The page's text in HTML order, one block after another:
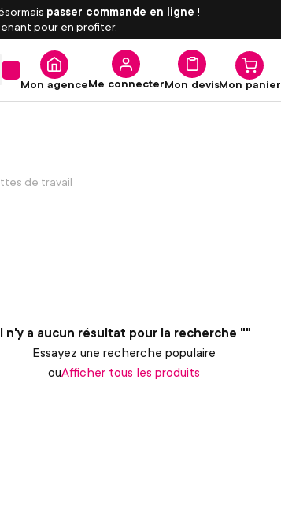
passer commande en ligne !
pour en profiter.
Mon agence Mon devis
Me connecter Mon panier
de travail
n'y a aucun résultat pour la recherche ""
Essayez une recherche populaire
ouAfficher tous les produits